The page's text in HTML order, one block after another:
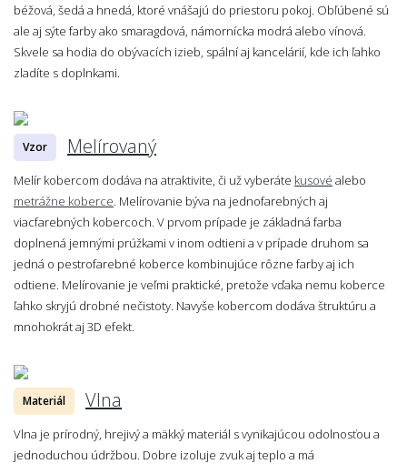
béžová, šedá a hnedá, ktoré vnášajú do priestoru pokoj. Obľúbené sú
ale aj sýte farby ako smaragdová, námornícka modrá alebo vínová.
Skvele sa hodia do obývacích izieb, spální aj kancelárií, kde ich ľahko
zladíte s doplnkami.
Vzor Melírovaný
Melír kobercom dodáva na atraktivite, či už vyberáte kusové alebo
metrážne koberce . Melírovanie býva na jednofarebných aj
viacfarebných kobercoch. V prvom prípade je základná farba
doplnená jemnými prúžkami v inom odtieni a v prípade druhom sa
jedná o pestrofarebné koberce kombinujúce rôzne farby aj ich
odtiene. Melírovanie je veľmi praktické, pretože vďaka nemu koberce
ľahko skryjú drobné nečistoty. Navyše kobercom dodáva štruktúru a
mnohokrát aj 3D efekt.
Materiál Vlna
Vlna je prírodný, hrejivý a mäkký materiál s vynikajúcou odolnosťou a
jednoduchou údržbou. Dobre izoluje zvuk aj teplo a má